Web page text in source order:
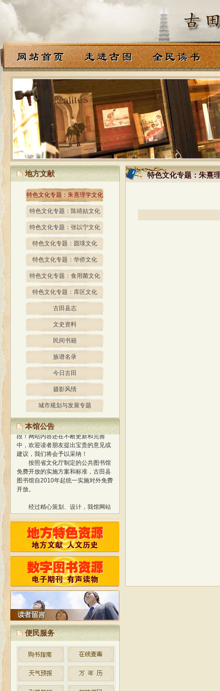
地方文献
特色文化专题：朱熹理学文化
特色文化专题：陈靖姑文化
特色文化专题：张以宁文化
特色文化专题：圆瑛文化
特色文化专题：华侨文化
特色文化专题：食用菌文化
特色文化专题：库区文化
古田县志
文史资料
民间书籍
族谱名录
今日古田
摄影风情
城市规划与发展专题
本馆公告
经过精心策划、设计，我馆网站
于2013年1月正式开通使用，标志着
我馆与国际网络接轨，迈进新的阶
段！网站内容还在不断更新和完善
中，欢迎读者朋友提出宝贵的意见或
建议，我们将会予以采纳！
按照省文化厅制定的公共图书馆
免费开放的实施方案和标准，古田县
图书馆自2010年起统一实施对外免费
开放。
于2013年1月正式开通使用，标志着
我馆与国际网络接轨，迈进新的阶
段！网站内容还在不断更新和完善
中，欢迎读者朋友提出宝贵的意见或
建议，我们将会予以采纳！
按照省文化厅制定的公共图书馆
免费开放的实施方案和标准，古田县
图书馆自2010年起统一实施对外免费
开放。
便民服务
特色文化专题：朱熹
特色文化专题：朱熹